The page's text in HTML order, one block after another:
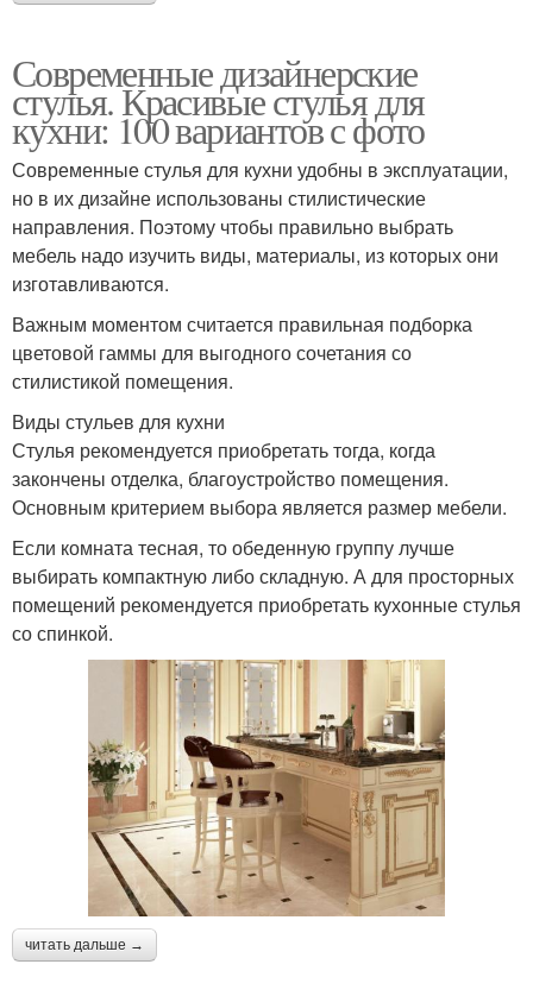
Современные дизайнерские
стулья. Красивые стулья для
кухни: 100 вариантов с фото
Современные стулья для кухни удобны в эксплуатации,
но в их дизайне использованы стилистические
направления. Поэтому чтобы правильно выбрать
мебель надо изучить виды, материалы, из которых они
изготавливаются.
Важным моментом считается правильная подборка
цветовой гаммы для выгодного сочетания со
стилистикой помещения.
Виды стульев для кухни
Стулья рекомендуется приобретать тогда, когда
закончены отделка, благоустройство помещения.
Основным критерием выбора является размер мебели.
Если комната тесная, то обеденную группу лучше
выбирать компактную либо складную. А для просторных
помещений рекомендуется приобретать кухонные стулья
со спинкой.
читать дальше →